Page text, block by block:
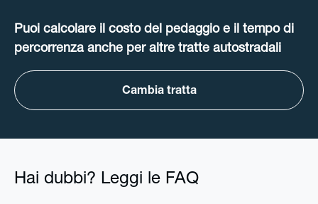
Puoi calcolare il costo del pedaggio e il tempo di
percorrenza anche per altre tratte autostradali
Cambia tratta
Hai dubbi? Leggi le FAQ